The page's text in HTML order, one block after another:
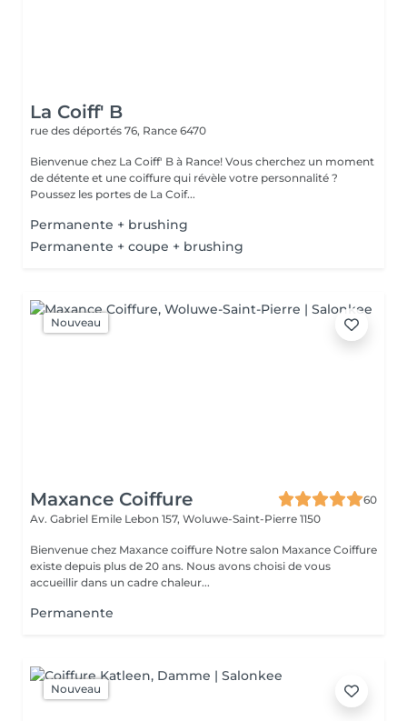
La Coiff' B
rue des déportés 76, Rance 6470
Bienvenue chez La Coiff' B à Rance! Vous cherchez un moment
de détente et une coiffure qui révèle votre personnalité ?
Poussez les portes de La Coif...
Permanente + brushing
Permanente + coupe + brushing
Nouveau
Maxance Coiffure
60
Av. Gabriel Emile Lebon 157, Woluwe-Saint-Pierre 1150
Bienvenue chez Maxance coiffure Notre salon Maxance Coiffure
existe depuis plus de 20 ans. Nous avons choisi de vous
accueillir dans un cadre chaleur...
Permanente
Nouveau